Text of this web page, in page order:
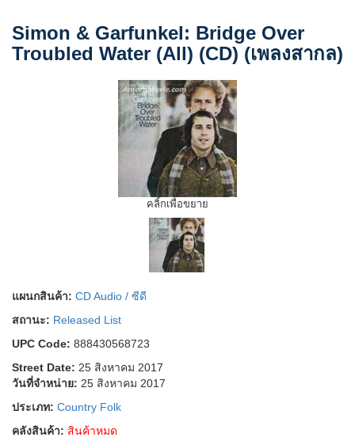
Simon & Garfunkel: Bridge Over
Troubled Water (All) (CD) (เพลงสากล)
คลิ้กเพื่อขยาย
แผนกสินค้า: CD Audio / ซีดี
สถานะ: Released List
UPC Code: 888430568723
Street Date: 25 สิงหาคม 2017
วันที่จำหน่าย: 25 สิงหาคม 2017
ประเภท: Country Folk
คลังสินค้า: สินค้าหมด